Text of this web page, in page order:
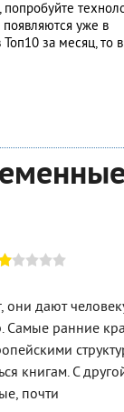
попробуйте
появляются уже в
за месяц, то в
они дают
Самые ранние
книгам. С
почти